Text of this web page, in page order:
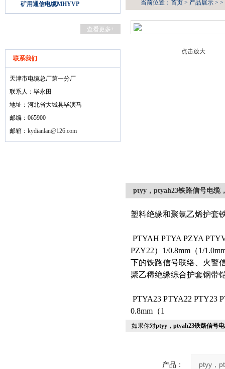
矿用通信电缆MHYVP
查看更多+
联系我们
天津市电缆总厂第一分厂
联系人：毕永田
地址：河北省大城县毕演马
邮编：065900
邮箱： kydianlan@126.com
当前位置： 首页 > 产品展示 > >
点击放大
ptyy，ptyah23铁路信号电缆
塑料绝缘和聚氯乙烯护套
PTYAH PTYA PZYA
PZY22）1/0.8mm（1/
下的铁路信号联络、火警
聚乙稀绝缘综合护套钢带
PTYA23 PTYA22 PTY23
0.8mm（1
如果你对ptyy，ptyah23铁路信号
产品：